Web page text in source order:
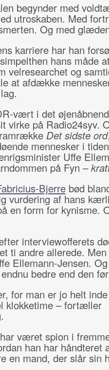
begynder med
utroskaben. Med
Og med
karriere har han
hans måde
velresearchet og
at afdække
vært i det
virke på Radio24syv.
Det sidste ord
mennesker i
Uffe
på Fyn –
Bjerrebød
vurdering af hans
en form for kynisme.
interviewofferets
ti andre allerede.
Ellemann-Jensen.
bedre end den
for man er jo helt
klokketime – fortæller
været spion i
han har håndteret
en mand, der slår sin